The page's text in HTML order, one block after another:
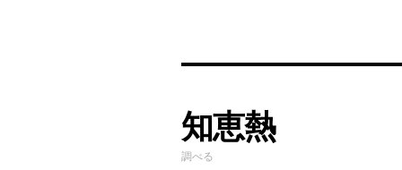
知恵熱
調べる